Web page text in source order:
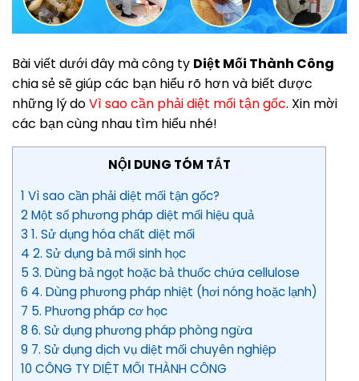
Bài viết dưới đây mà công ty Diệt Mối Thành Công
chia sẻ sẽ giúp các bạn hiểu rõ hơn và biết được
những lý doVì sao cần phải diệt mối tận gốc. Xin mời
các bạn cùng nhau tìm hiểu nhé!
NỘI DUNG TÓM TẮT
1 Vì sao cần phải diệt mối tận gốc?
2 Một số phương pháp diệt mối hiệu quả
3 1. Sử dụng hóa chất diệt mối
4 2. Sử dụng bả mối sinh học
5 3. Dùng bả ngọt hoặc bả thuốc chứa cellulose
6 4. Dùng phương pháp nhiệt (hơi nóng hoặc lạnh)
7 5. Phương pháp cơ học
8 6. Sử dụng phương pháp phòng ngừa
9 7. Sử dụng dịch vụ diệt mối chuyên nghiệp
10 CÔNG TY DIỆT MỐI THÀNH CÔNG